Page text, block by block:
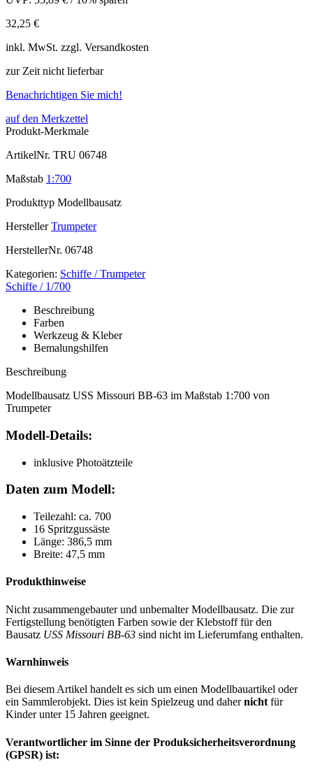
32,25 €
inkl. MwSt. zzgl. Versandkosten
zur Zeit nicht lieferbar
Benachrichtigen Sie mich!
auf den Merkzettel
Produkt-Merkmale
ArtikelNr. TRU 06748
Maßstab 1:700
Produkttyp Modellbausatz
Hersteller Trumpeter
HerstellerNr. 06748
Kategorien: Schiffe / Trumpeter
Schiffe / 1/700
Beschreibung
Farben
Werkzeug & Kleber
Bemalungshilfen
Beschreibung
Modellbausatz USS Missouri BB-63 im Maßstab 1:700 von
Trumpeter
Modell-Details:
inklusive Photoätzteile
Daten zum Modell:
Teilezahl: ca. 700
16 Spritzgussäste
Länge: 386,5 mm
Breite: 47,5 mm
Produkthinweise
Nicht zusammengebauter und unbemalter Modellbausatz. Die zur
Fertigstellung benötigten Farben sowie der Klebstoff für den
Bausatz USS Missouri BB-63 sind nicht im Lieferumfang enthalten.
Warnhinweis
Bei diesem Artikel handelt es sich um einen Modellbauartikel oder
ein Sammlerobjekt. Dies ist kein Spielzeug und dahernicht für
Kinder unter 15 Jahren geeignet.
Verantwortlicher im Sinne der Produksicherheitsverordnung
(GPSR) ist: